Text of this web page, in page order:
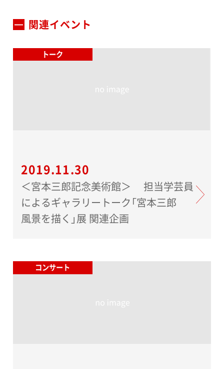
関連イベント
トーク
2019.11.30
＜宮本三郎記念美術館＞ 担当学芸員
によるギャラリートーク「宮本三郎
風景を描く」展 関連企画
コンサート